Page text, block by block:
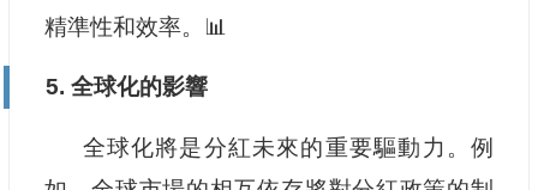
精準性和效率。📊
5. 全球化的影響
全球化將是分紅未來的重要驅動力。例